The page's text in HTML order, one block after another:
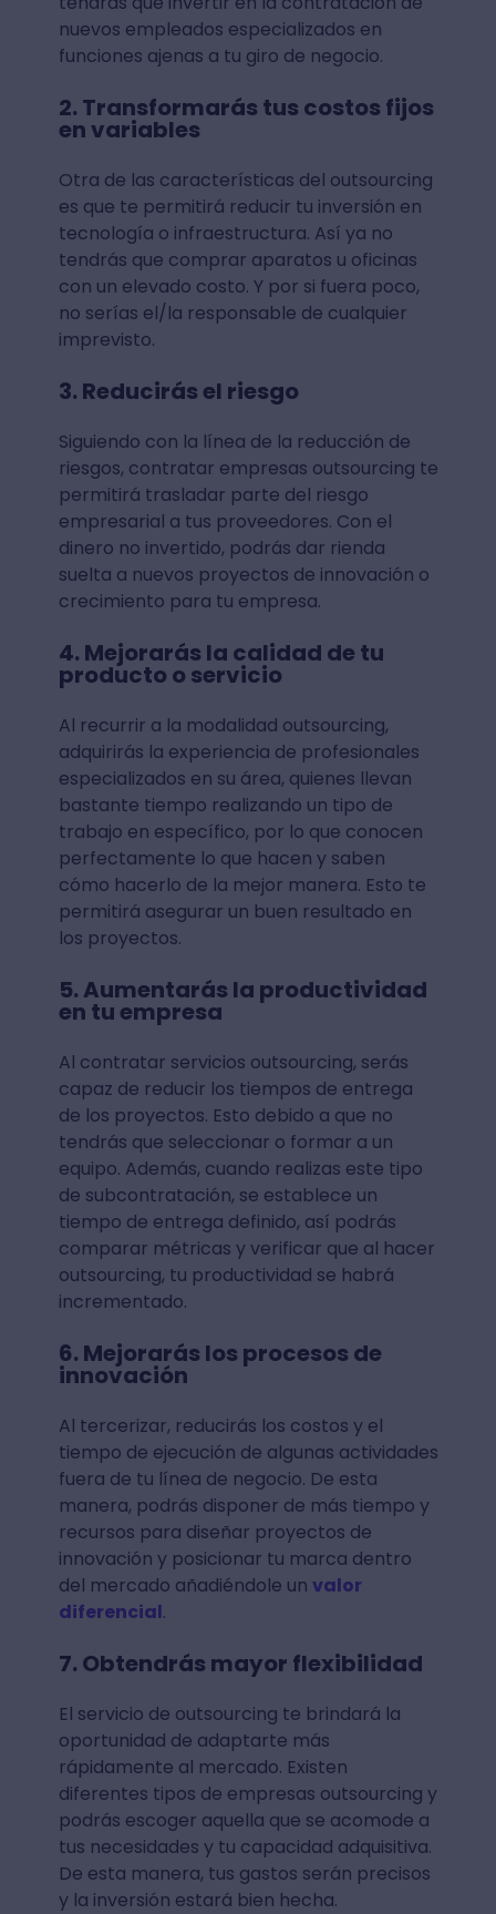
nuevos empleados especializados en
funciones ajenas a tu giro de negocio.
2. Transformarás tus costos fijos
en variables
Otra de las características del outsourcing
es que te permitirá reducir tu inversión en
tecnología o infraestructura. Así ya no
tendrás que comprar aparatos u oficinas
con un elevado costo. Y por si fuera poco,
no serías el/la responsable de cualquier
imprevisto.
3. Reducirás el riesgo
Siguiendo con la línea de la reducción de
riesgos, contratar empresas outsourcing te
permitirá trasladar parte del riesgo
empresarial a tus proveedores. Con el
dinero no invertido, podrás dar rienda
suelta a nuevos proyectos de innovación o
crecimiento para tu empresa.
4. Mejorarás la calidad de tu
producto o servicio
Al recurrir a la modalidad outsourcing,
adquirirás la experiencia de profesionales
especializados en su área, quienes llevan
bastante tiempo realizando un tipo de
trabajo en específico, por lo que conocen
perfectamente lo que hacen y saben
cómo hacerlo de la mejor manera. Esto te
permitirá asegurar un buen resultado en
los proyectos.
5. Aumentarás la productividad
en tu empresa
Al contratar servicios outsourcing, serás
capaz de reducir los tiempos de entrega
de los proyectos. Esto debido a que no
tendrás que seleccionar o formar a un
equipo. Además, cuando realizas este tipo
de subcontratación, se establece un
tiempo de entrega definido, así podrás
comparar métricas y verificar que al hacer
outsourcing, tu productividad se habrá
incrementado.
6. Mejorarás los procesos de
innovación
Al tercerizar, reducirás los costos y el
tiempo de ejecución de algunas actividades
fuera de tu línea de negocio. De esta
manera, podrás disponer de más tiempo y
recursos para diseñar proyectos de
innovación y posicionar tu marca dentro
del mercado añadiéndole un valor
diferencial.
7. Obtendrás mayor flexibilidad
El servicio de outsourcing te brindará la
oportunidad de adaptarte más
rápidamente al mercado. Existen
diferentes tipos de empresas outsourcing y
podrás escoger aquella que se acomode a
tus necesidades y tu capacidad adquisitiva.
De esta manera, tus gastos serán precisos
y la inversión estará bien hecha.